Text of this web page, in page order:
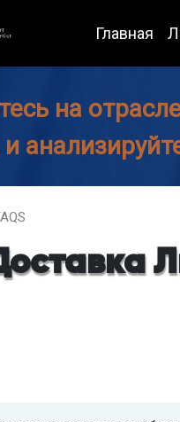
Главная
на
и